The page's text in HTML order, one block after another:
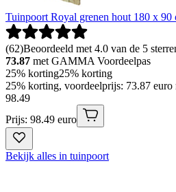
Tuinpoort Royal grenen hout 180 x 90
(62)Beoordeeld met 4.0 van de 5
73.87 met GAMMA Voordeelpas
25% korting25% korting
25% korting, voordeelprijs: 73.87
98.49
Prijs: 98.49 euro
Bekijk alles in tuinpoort